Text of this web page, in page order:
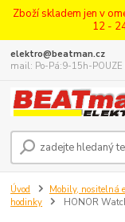
Zboží skladem jen v
12 -
elektro@beatman.cz
mail: Po-Pá:9-15h-POUZE
Úvod Mobily, nositelná
hodinky
HONOR